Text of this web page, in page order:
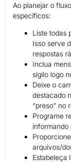
Ao planejar o
específicos:
Liste todas
Isso serve
respostas
Inclua
sigilo logo
Deixe o
destacado
“preso” no
Programe
informando
arquivos/
Estabeleça